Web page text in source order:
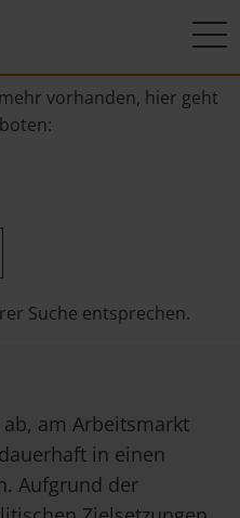
vorhanden, hier geht
Suche entsprechen.
ab, am Arbeitsmarkt
in einen
Aufgrund der